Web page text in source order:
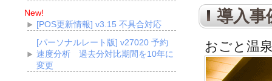
導入事
おごと温
New!
[POS更新情報] v3.15 不具合対応
[パーソナルレート版] v27020 予約
速度分析 過去分対比期間を10年に
変更